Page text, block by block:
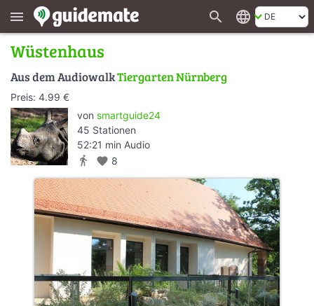
menu search language
Wüstenhaus
Aus dem AudiowalkTiergarten Nürnberg
Preis: 4.99 €
von smartguide24
45 Stationen
52:21 min Audio
directions_walk favorite 8